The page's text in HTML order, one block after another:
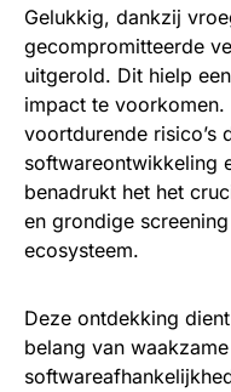
Gelukkig, dankzij
gecompromitteerde
uitgerold. Dit hielp
impact te
voortdurende risico’s
softwareontwikkeling
benadrukt het het
en grondige
ecosysteem.
Deze ontdekking
belang van